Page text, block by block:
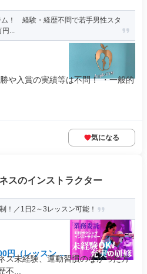
！ 経験・経歴不問で若手男性スタ
円...
や入賞の実績等は不問！ ・一般的
気になる
スのインストラクター
！／1日2～3レッスン可能！
円（レッスン 45
ス未経験、運動習慣のなかった方
不...